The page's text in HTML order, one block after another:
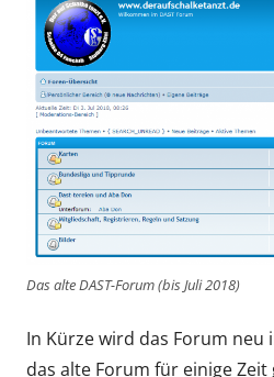
Das alte DAST-Forum (bis Juli 2018)
In Kürze wird das Forum neu
das alte Forum für einige